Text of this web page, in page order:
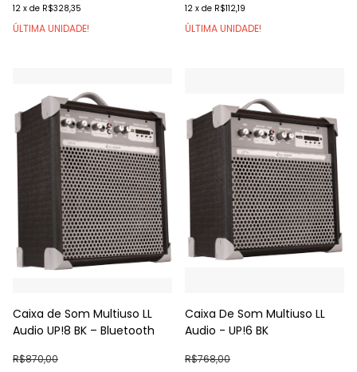
12 x de R$328,35
ÚLTIMA UNIDADE!
12 x de R$112,19
ÚLTIMA UNIDADE!
Caixa de Som Multiuso LL
Audio UP!8 BK – Bluetooth
R$870,00
Caixa De Som Multiuso LL
Audio - UP!6 BK
R$768,00